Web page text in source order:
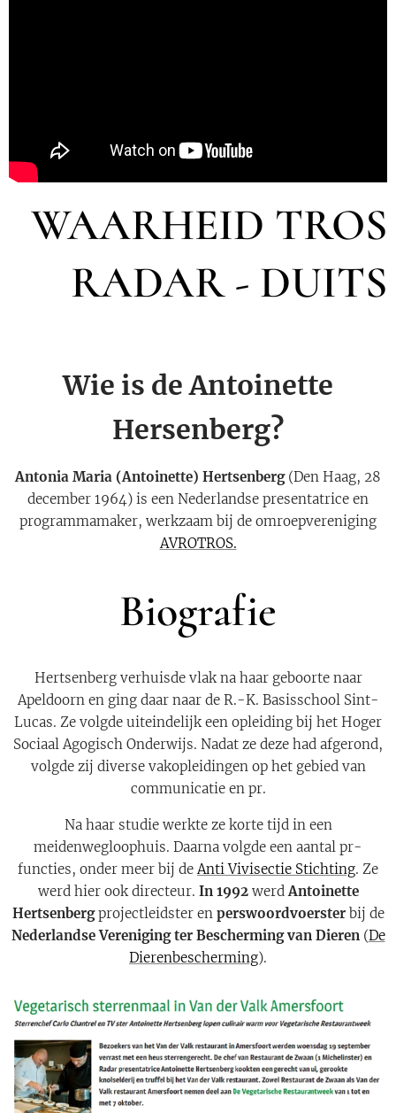
WAARHEID TROS
RADAR - DUITS
Wie is de Antoinette
Hersenberg?
Antonia Maria (Antoinette) Hertsenberg(Den Haag, 28
december 1964) is een Nederlandse presentatrice en
programmamaker, werkzaam bij de omroepvereniging
AVROTROS.
Biografie
Hertsenberg verhuisde vlak na haar geboorte naar
Apeldoorn en ging daar naar de R.-K. Basisschool Sint-
Lucas. Ze volgde uiteindelijk een opleiding bij het Hoger
Sociaal Agogisch Onderwijs. Nadat ze deze had afgerond,
volgde zij diverse vakopleidingen op het gebied van
communicatie en pr.
Na haar studie werkte ze korte tijd in een
meidenwegloophuis. Daarna volgde een aantal pr-
functies, onder meer bij de Anti Vivisectie Stichting. Ze
werd hier ook directeur. In 1992werd Antoinette
Hertsenbergprojectleidster en perswoordvoersterbij de
Nederlandse Vereniging ter Bescherming van Dieren (De
Dierenbescherming).